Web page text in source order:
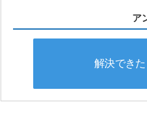
ア
解決できた